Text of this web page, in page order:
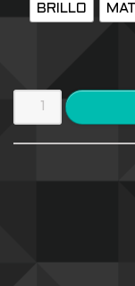
BRILLO